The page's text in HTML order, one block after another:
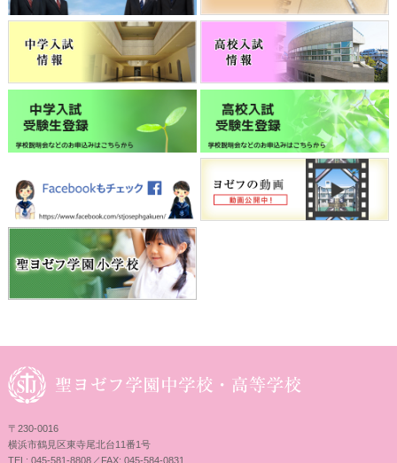
〒230-0016
横浜市鶴見区東寺尾北台11番1号
TEL: 045-581-8808／FAX: 045-584-0831